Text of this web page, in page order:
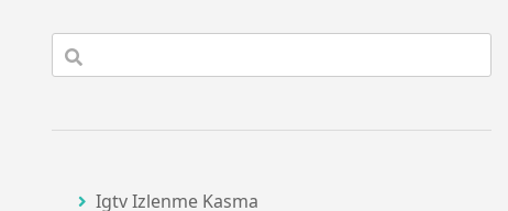
Igtv Izlenme Kasma